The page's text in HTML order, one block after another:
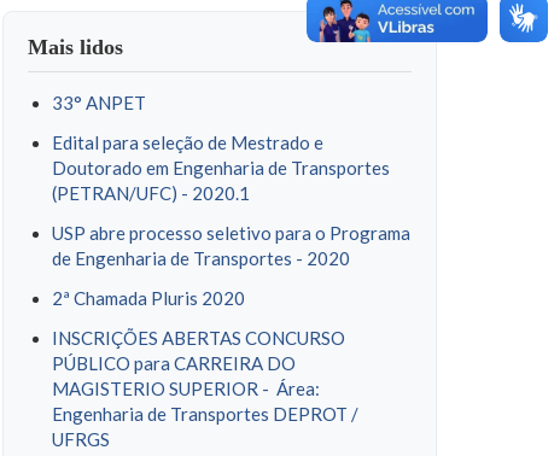
Mais lidos
33° ANPET
Edital para seleção de Mestrado e
Doutorado em Engenharia de Transportes
(PETRAN/UFC) - 2020.1
USP abre processo seletivo para o Programa
de Engenharia de Transportes - 2020
2ª Chamada Pluris 2020
INSCRIÇÕES ABERTAS CONCURSO
PÚBLICO para CARREIRA DO
MAGISTERIO SUPERIOR - Área:
Engenharia de Transportes DEPROT /
UFRGS